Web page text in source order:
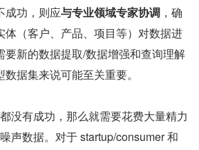
成功，则应与专业领域专家协调 ，确
体（客户、产品、项目等）对数据进
要新的数据提取/数据增强和查询理解
据集来说可能至关重要。
没有成功，那么就需要花费大量精力
声数据。对于 startup/consumer 和